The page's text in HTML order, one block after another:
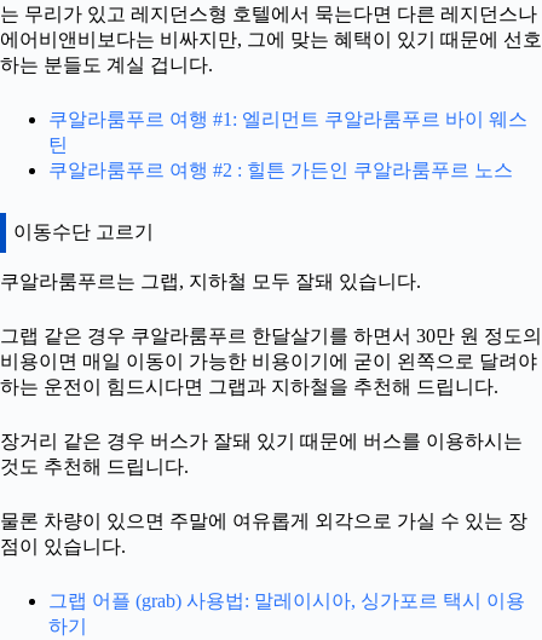
는 무리가 있고 레지던스형 호텔에서 묵는다면 다른 레지던스나
에어비앤비보다는 비싸지만, 그에 맞는 혜택이 있기 때문에 선호
하는 분들도 계실 겁니다.
쿠알라룸푸르 여행 #1: 엘리먼트 쿠알라룸푸르 바이 웨스
틴
쿠알라룸푸르 여행 #2 : 힐튼 가든인 쿠알라룸푸르 노스
이동수단 고르기
쿠알라룸푸르는 그랩, 지하철 모두 잘돼 있습니다.
그랩 같은 경우 쿠알라룸푸르 한달살기를 하면서 30만 원 정도의
비용이면 매일 이동이 가능한 비용이기에 굳이 왼쪽으로 달려야
하는 운전이 힘드시다면 그랩과 지하철을 추천해 드립니다.
장거리 같은 경우 버스가 잘돼 있기 때문에 버스를 이용하시는
것도 추천해 드립니다.
물론 차량이 있으면 주말에 여유롭게 외각으로 가실 수 있는 장
점이 있습니다.
그랩 어플 (grab) 사용법: 말레이시아, 싱가포르 택시 이용
하기